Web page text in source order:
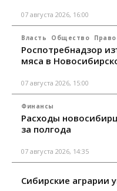
07 августа 2026, 16:00
Власть Общество
Роспотребнадзор
мяса в
07 августа 2026, 15:00
Финансы
Расходы
за полгода
07 августа 2026, 14:35
Сибирские аграрии